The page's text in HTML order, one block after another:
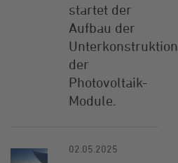
startet der
Aufbau der
Unterkonstruktion
der
Photovoltaik-
Module.
02.05.2025